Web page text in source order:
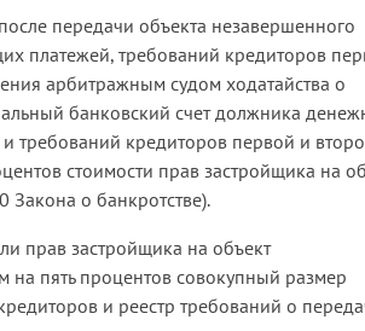
передачи объекта незавершенного
платежей, требований кредиторов
арбитражным судом ходатайства о
банковский счет должника
требований кредиторов первой и
стоимости прав застройщика на
Закона о банкротстве).
прав застройщика на объект
на пять процентов совокупный размер
и реестр требований о